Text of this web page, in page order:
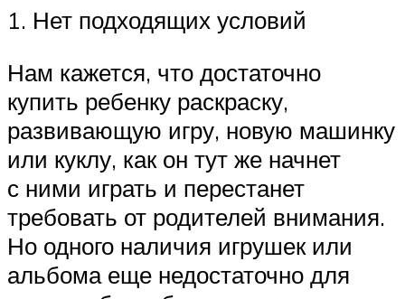
1. Нет подходящих условий
Нам кажется, что достаточно
купить ребенку раскраску,
развивающую игру, новую машинку
или куклу, как он тут же начнет
с ними играть и перестанет
требовать от родителей внимания.
Но одного наличия игрушек или
альбома еще недостаточно для